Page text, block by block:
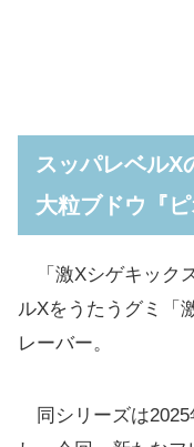
スッパレベルX
大粒ブドウ『
「激Xシゲキック
ルXをうたうグミ「
レーバー。
同シリーズは2025